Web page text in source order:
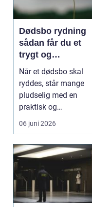
Dødsbo rydning
sådan får du et
trygt og
respektfuldt forløb
Når et dødsbo skal
ryddes, står mange
pludselig med en
praktisk og
følelsesmæssig
opgave på én gang....
06 juni 2026